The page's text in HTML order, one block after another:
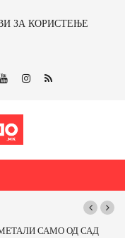
ЗА КОРИСТЕЊЕ
САМО ОД САД